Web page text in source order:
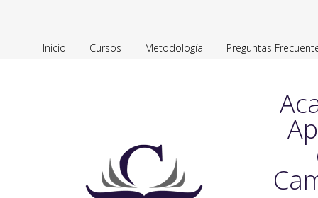
Inicio Cursos Metodología Preguntas